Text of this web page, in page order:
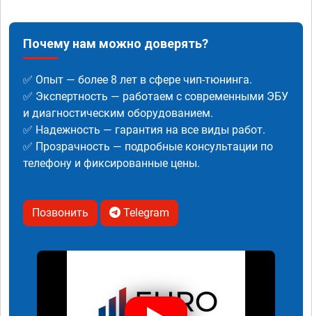
Почему нам можно доверять?
✅ Опыт — более 8 лет в сфере чип-тюнинга.
✅ Экспертность — работаем с современными ЭБУ
и диагностическим оборудованием.
✅ Надежность — гарантия на все виды работ.
✅ Прозрачность — подробные консультации по
телефону и фиксированные цены.
Позвонить Telegram